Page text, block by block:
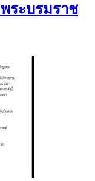
ระบรมราช